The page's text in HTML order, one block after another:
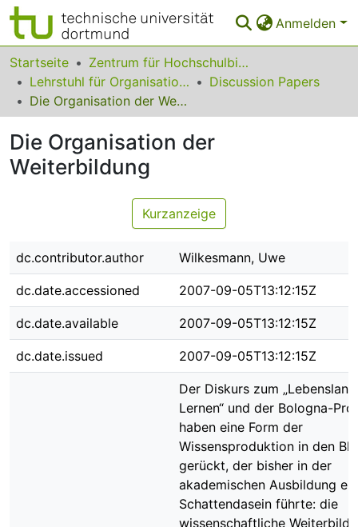
Anmelden
Bereiche & Sammlungen
Das gesamte Repositorium
FAQ
Zurück zur Startseite
Startseite
Zentrum für Hochschulbildung (zhb)
Lehrstuhl für Organisationsforschung, Sozial- & Weiterbildungsmanagement
Discussion Papers
Die Organisation der Weiterbildung
Die Organisation der
Weiterbildung
Kurzanzeige
dc.contributor.author Wilkesmann, Uwe
dc.date.accessioned 2007-09-05T13:12:15Z
dc.date.available 2007-09-05T13:12:15Z
dc.date.issued 2007-09-05T13:12:15Z
Der Diskurs zum
Lernen“ und der Bologna-
haben eine Form der
Wissensproduktion in den
gerückt, der bisher in der
akademischen Ausbildung ein
Schattendasein führte: die
wissenschaftliche